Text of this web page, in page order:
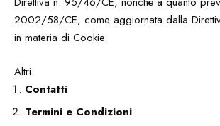
2002/58/CE, come aggiornata dalla
in materia di Cookie.
Altri:
Contatti
Termini e Condizioni